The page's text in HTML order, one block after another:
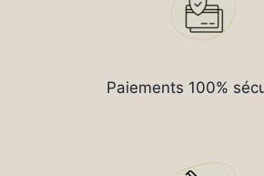
Paiements 100%